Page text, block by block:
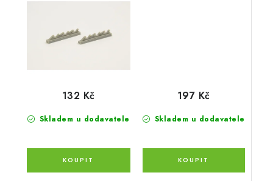
Skladem u dodavatele
132 Kč
Skladem u dodavatele
197 Kč